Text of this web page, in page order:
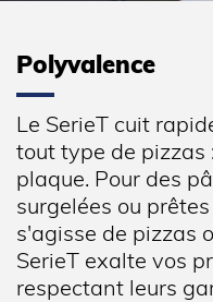
Polyvalence
Le SerieT cuit
tout type de pizzas
plaque. Pour des
surgelées ou
s'agisse de pizzas
SerieT exalte vos
respectant leurs